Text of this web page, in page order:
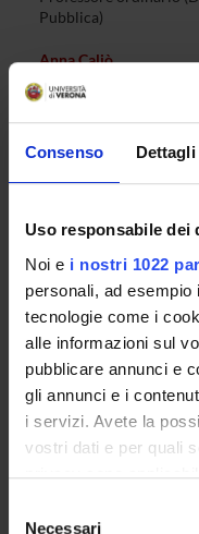
Consenso Dettagli
Uso responsabile dei
Noi e i nostri 1022
personali, ad
tecnologie come i
alle informazioni sul
pubblicare annunci e
gli annunci e i
i servizi. Avete la
vostri dati e per quali
privacy sono
modificare o revocare
Necessari
Pubblica)
Anna Caliò
Professore associato
Pubblica)
COMPETENZE
PROGETTI
ATTIVITÀ
AREE DI RICERCA
GRUPPI DI RICERCA
Chirurgia robotica